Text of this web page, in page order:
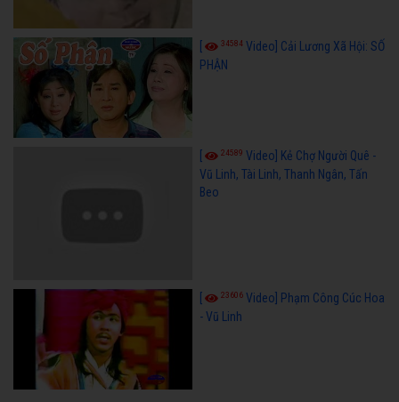
34584 Video] Cải Lương Xã Hội: SỐ
PHẬN
24589 Video] Kẻ Chợ Người Quê -
Vũ Linh, Tài Linh, Thanh Ngân, Tấn
Beo
23606 Video] Phạm Công Cúc Hoa
- Vũ Linh